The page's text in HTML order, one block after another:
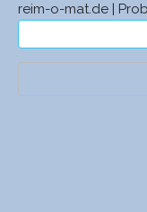
reim-o-mat.de |